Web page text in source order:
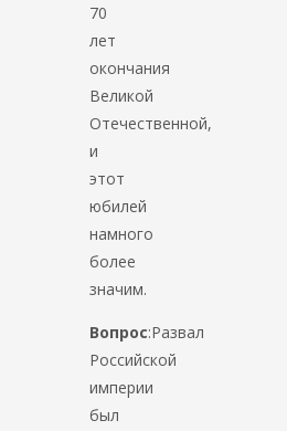
70
лет
окончания
Великой
Отечественной,
и
этот
юбилей
намного
более
значим.
Вопрос:Развал
Российской
империи
был